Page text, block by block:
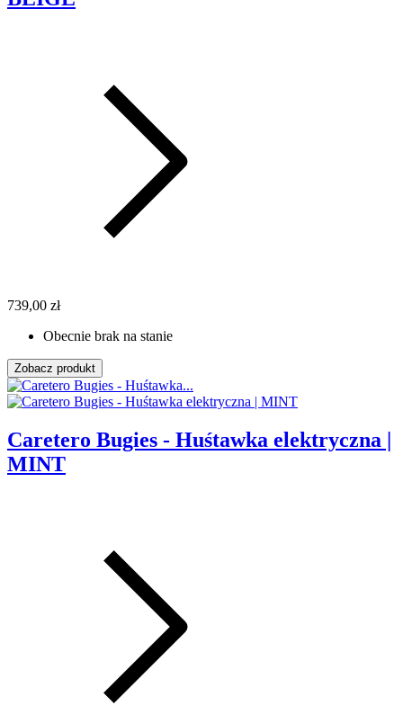
739,00 zł
Obecnie brak na stanie
Zobacz produkt
Caretero Bugies - Huśtawka elektryczna |
MINT